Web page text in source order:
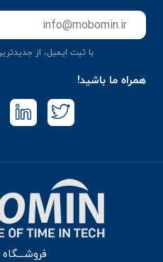
با ثبت ایمیل، از
همراه ما باشید!